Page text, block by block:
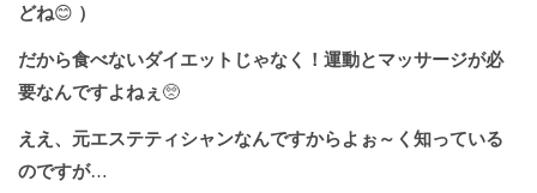
どね😊 ）
だから食べないダイエットじゃなく！運動とマッサージが必
要なんですよねぇ 🥺
ええ、元エステティシャンなんですからよぉ～く知っている
のですが…